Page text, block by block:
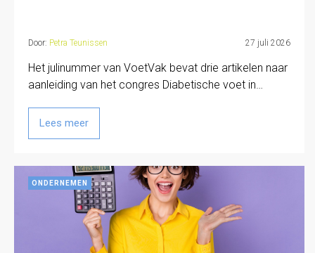
Door: Petra Teunissen 27 juli 2026
Het julinummer van VoetVak bevat drie artikelen naar
aanleiding van het congres Diabetische voet in…
Lees meer
ONDERNEMEN